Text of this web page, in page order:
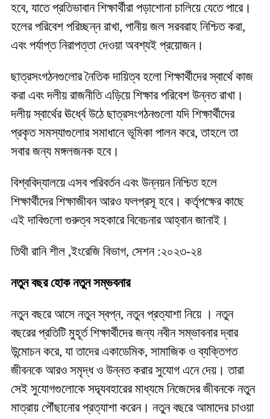
হবে, যাতে প্রতিভাবান শিক্ষার্থীরা পড়াশোনা চালিয়ে যেতে পারে।
হলের পরিবেশ পরিচ্ছন্ন রাখা, পানীয় জল সরবরাহ নিশ্চিত করা,
এবং পর্যাপ্ত নিরাপত্তা দেওয়া অবশ্যই প্রয়োজন।
ছাত্রসংগঠনগুলোর নৈতিক দায়িত্ব হলো শিক্ষার্থীদের স্বার্থে কাজ
করা এবং দলীয় রাজনীতি এড়িয়ে শিক্ষার পরিবেশ উন্নত রাখা।
দলীয় স্বার্থের ঊর্ধ্বে উঠে ছাত্রসংগঠনগুলো যদি শিক্ষার্থীদের
প্রকৃত সমস্যাগুলোর সমাধানে ভূমিকা পালন করে, তাহলে তা
সবার জন্য মঙ্গলজনক হবে।
বিশ্ববিদ্যালয়ে এসব পরিবর্তন এবং উন্নয়ন নিশ্চিত হলে
শিক্ষার্থীদের শিক্ষাজীবন আরও ফলপ্রসূ হবে। কর্তৃপক্ষের কাছে
এই দাবিগুলো গুরুত্ব সহকারে বিবেচনার আহ্বান জানাই।
তিথী রানি শীল ,ইংরেজি বিভাগ, সেশন :২০২৩-২৪
নতুন বছর হোক নতুন সম্ভবনার
নতুন বছরে আসে নতুন স্বপ্ন, নতুন প্রত্যাশা নিয়ে । নতুন
বছরের প্রতিটি মুহূর্ত শিক্ষার্থীদের জন্য নবীন সম্ভাবনার দ্বার
উন্মোচন করে, যা তাদের একাডেমিক, সামাজিক ও ব্যক্তিগত
জীবনকে আরও সমৃদ্ধ ও উন্নত করার সুযোগ এনে দেয়। তারা
সেই সুযোগগুলোকে সদ্ব্যবহারের মাধ্যমে নিজেদের জীবনকে নতুন
মাত্রায় পৌঁছানোর প্রত্যাশা করেন। নতুন বছরে আমাদের চাওয়া